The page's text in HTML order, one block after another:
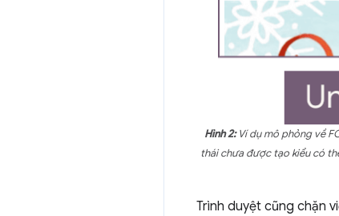
Hình 2:Ví dụ mô phỏng về
thái chưa được tạo kiểu có
Trình duyệt cũng chặn